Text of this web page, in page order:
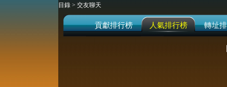
目錄 > 交友聊天
貢獻排行榜 人氣排行榜 轉址